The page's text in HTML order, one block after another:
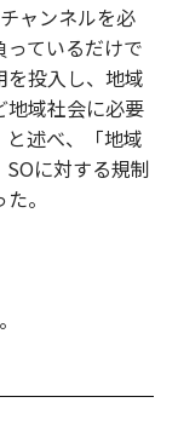
ャンネルを必
ているだけで
投入し、地域
地域社会に必要
述べ、「地域
に対する規制
。